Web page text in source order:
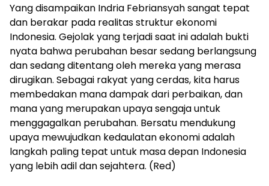
Yang disampaikan Indria Febriansyah sangat tepat
dan berakar pada realitas struktur ekonomi
Indonesia. Gejolak yang terjadi saat ini adalah bukti
nyata bahwa perubahan besar sedang berlangsung
dan sedang ditentang oleh mereka yang merasa
dirugikan. Sebagai rakyat yang cerdas, kita harus
membedakan mana dampak dari perbaikan, dan
mana yang merupakan upaya sengaja untuk
menggagalkan perubahan. Bersatu mendukung
upaya mewujudkan kedaulatan ekonomi adalah
langkah paling tepat untuk masa depan Indonesia
yang lebih adil dan sejahtera. (Red)